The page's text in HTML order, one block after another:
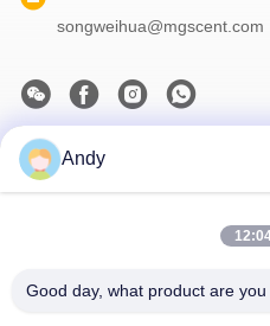
songweihua@mgscent.com
Thông tin của chúng
Andy
Good day, what product are